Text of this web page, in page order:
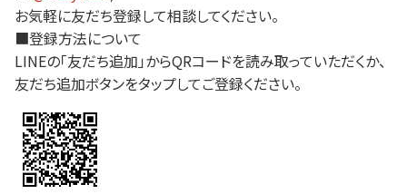
お気軽に友だち登録して相談してください。
■登録方法について
LINEの「友だち追加」からQRコードを読み取っていただくか、
友だち追加ボタンをタップしてご登録ください。